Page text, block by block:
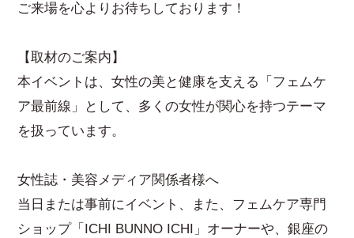
ご来場を心よりお待ちしております！
【取材のご案内】
本イベントは、女性の美と健康を支える「フェムケ
ア最前線」として、多くの女性が関心を持つテーマ
を扱っています。
女性誌・美容メディア関係者様へ
当日または事前にイベント、また、フェムケア専門
ショップ「ICHI BUNNO ICHI」オーナーや、銀座の